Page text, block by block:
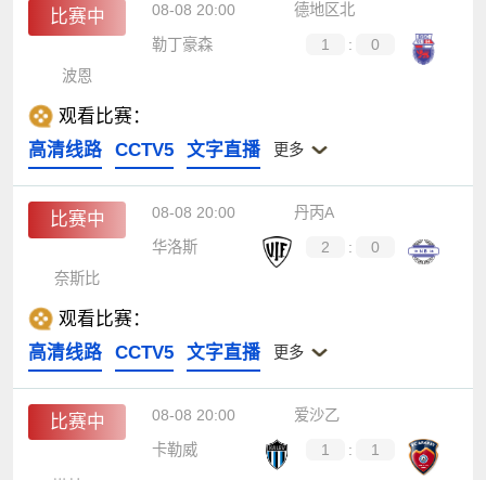
比赛中 08-08 20:00
德地区北
勒丁豪森
1 :
0
波恩
观看比赛：
高清线路
CCTV5 文字直播 更多
比赛中 08-08 20:00
丹丙A
华洛斯
2 :
0
奈斯比
观看比赛：
高清线路
CCTV5 文字直播 更多
比赛中 08-08 20:00
爱沙乙
卡勒威
1 : 1